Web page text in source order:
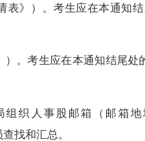
表》）。考生应在本通知
。考生应在本通知结尾处
织人事股邮箱（邮箱地
找和汇总。